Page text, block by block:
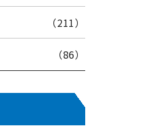
（211）
（86）